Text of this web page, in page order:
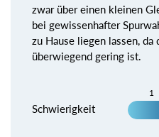
zwar über einen kleinen
bei gewissenhafter
zu Hause liegen lassen, da
überwiegend gering ist.
1
Schwierigkeit